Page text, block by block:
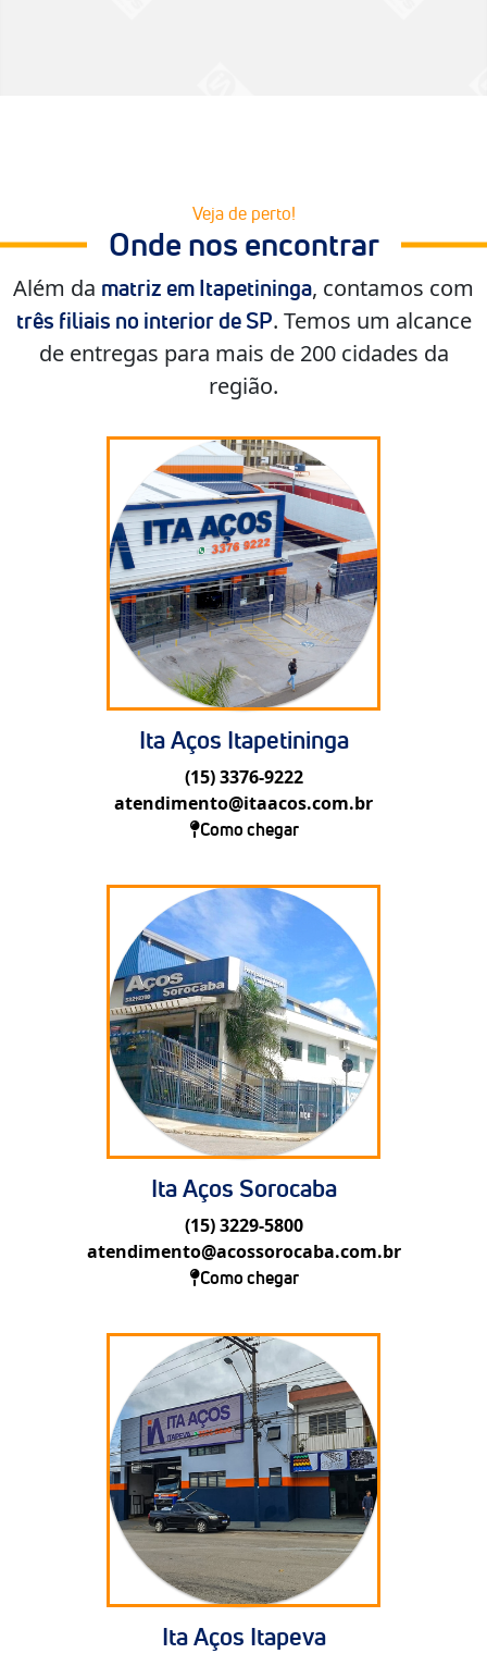
Veja de perto!
Onde nos encontrar
Além da matriz em Itapetininga, contamos com
três filiais no interior de SP. Temos um alcance
de entregas para mais de 200 cidades da
região.
Ita Aços Itapetininga
(15) 3376-9222
atendimento@itaacos.com.br
Como chegar
Ita Aços Sorocaba
(15) 3229-5800
atendimento@acossorocaba.com.br
Como chegar
Ita Aços Itapeva